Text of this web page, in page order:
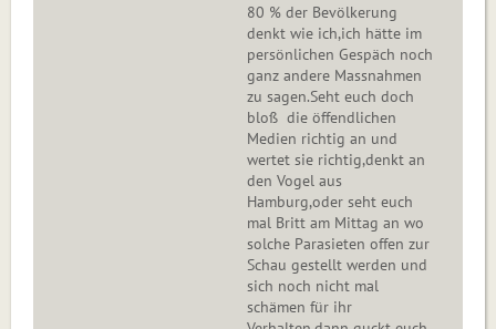
80 % der Bevölkerung
denkt wie ich,ich hätte im
persönlichen Gespäch noch
ganz andere Massnahmen
zu sagen.Seht euch doch
bloß die öffendlichen
Medien richtig an und
wertet sie richtig,denkt an
den Vogel aus
Hamburg,oder seht euch
mal Britt am Mittag an wo
solche Parasieten offen zur
Schau gestellt werden und
sich noch nicht mal
schämen für ihr